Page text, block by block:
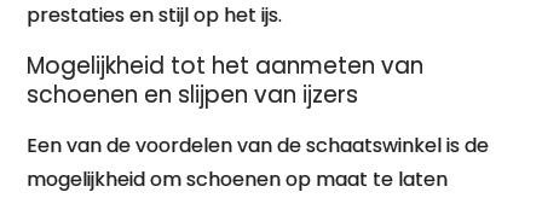
prestaties en stijl op het ijs.
Mogelijkheid tot het aanmeten van
schoenen en slijpen van ijzers
Een van de voordelen van de schaatswinkel is de
mogelijkheid om schoenen op maat te laten